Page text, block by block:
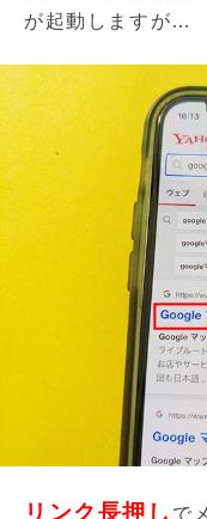
が起動しますが…
リンク長押し で